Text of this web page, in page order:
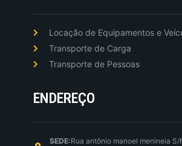
Locação de Equipamentos e
Transporte de Carga
Transporte de Pessoas
ENDEREÇO
SEDE:Rua antônio manoel menineia S/